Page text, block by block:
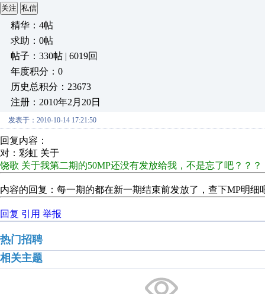
关注 私信
精华：4帖
求助：0帖
帖子：330帖 | 6019回
年度积分：0
历史总积分：23673
注册：2010年2月20日
发表于：2010-10-14 17:21:50
回复内容：
对：彩虹 关于
饶歌 关于我第二期的50MP还没有发放给我，不是忘了吧？？？
内容的回复：每一期的都在新一期结束前发放了，查下MP明细
回复 引用 举报
热门招聘
相关主题